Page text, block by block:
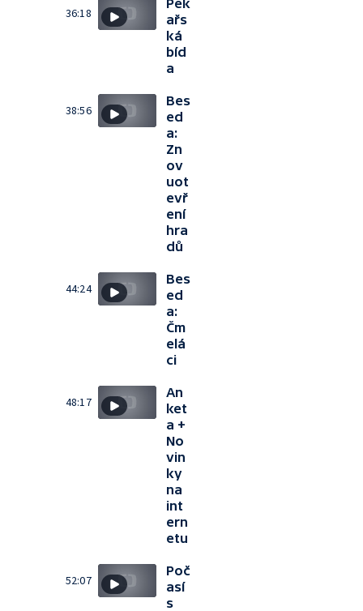
36:18
Pek
ařs
ká
bíd
a
38:56
Bes
ed
a:
Zn
ov
uot
evř
ení
hra
dů
44:24
Bes
ed
a:
Čm
elá
ci
48:17
An
ket
a +
No
vin
ky
na
int
ern
etu
52:07
Poč
así
s